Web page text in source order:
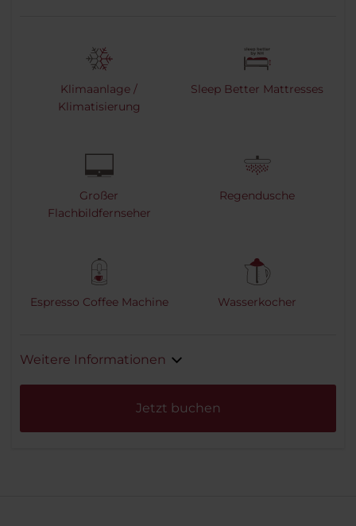
Klimaanlage /
Klimatisierung
Sleep Better Mattresses
Großer
Flachbildfernseher
Regendusche
Espresso Coffee Machine Wasserkocher
Weitere Informationen
Jetzt buchen